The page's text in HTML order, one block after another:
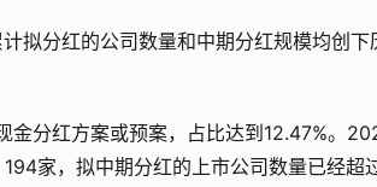
拟分红的公司数量和中期分红规模均创下
分红方案或预案，占比达到12.47%。
家，拟中期分红的上市公司数量已经超